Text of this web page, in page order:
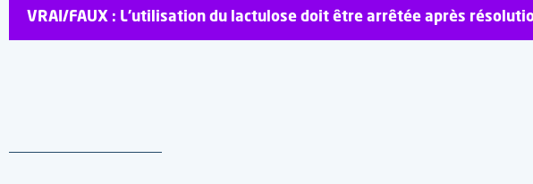
VRAI/FAUX : L’utilisation du lactulose doit être arrêtée après